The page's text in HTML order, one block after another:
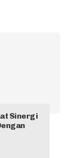
Sinergi